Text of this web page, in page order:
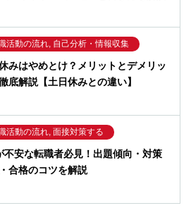
活動の流れ, 自己分析・情報収集
みはやめとけ？メリットとデメリッ
底解説【土日休みとの違い】
活動の流れ, 面接対策する
不安な転職者必見！出題傾向・対策
合格のコツを解説